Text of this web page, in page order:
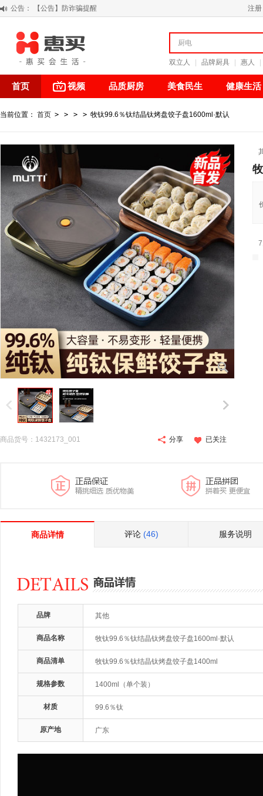
公告：
【积分调整公告】
关于假冒我公司“惠买小程序“的声明
【公告】防诈骗提醒
注册
双立人 品牌厨具 惠人
首页 视频 品质厨房 美食民生 健康生活
当前位置： 首页 > > > > 牧钛99.6％钛结晶钛烤盘饺子盘1600ml·默认
商品货号：1432173_001 分享 已关注
商品详情 评论 (46) 服务说明
品牌 其他
商品名称 牧钛99.6％钛结晶钛烤盘饺子盘1600ml·默认
商品清单 牧钛99.6％钛结晶钛烤盘饺子盘1400ml
规格参数 1400ml（单个装）
材质 99.6％钛
原产地 广东